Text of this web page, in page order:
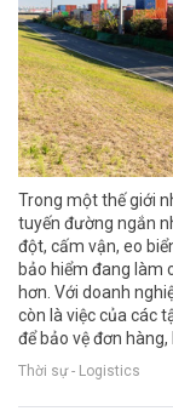
Trong một thế giới
tuyến đường ngắn
đột, cấm vận, eo
bảo hiểm đang làm
hơn. Với doanh
còn là việc của các
để bảo vệ đơn
Thời sự - Logistics